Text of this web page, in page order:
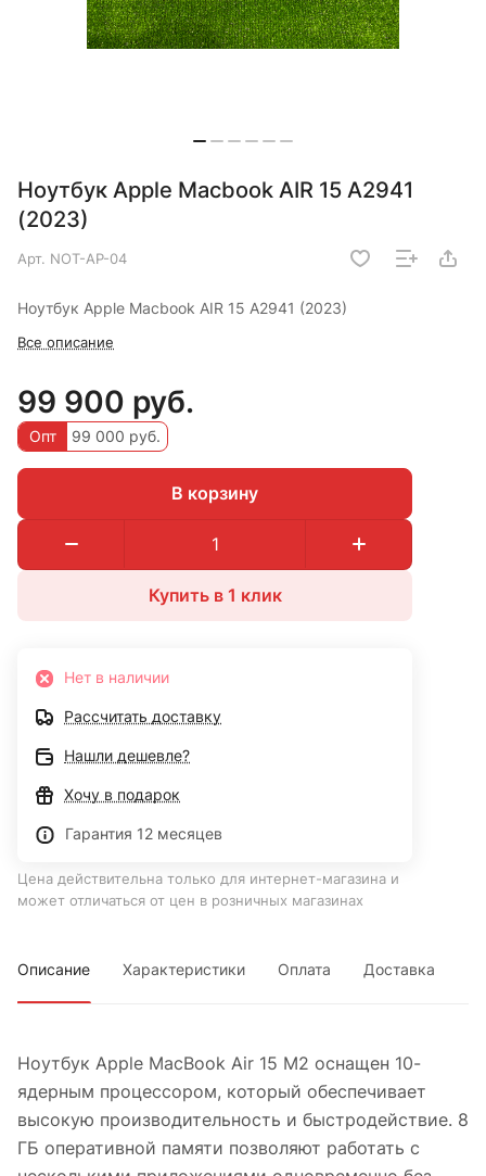
Ноутбук Apple Macbook AIR 15 A2941
(2023)
Арт. NOT-AP-04
Ноутбук Apple Macbook AIR 15 A2941 (2023)
Все описание
99 900 руб.
Опт 99 000 руб.
В корзину
Купить в 1 клик
Нет в наличии
Рассчитать доставку
Нашли дешевле?
Хочу в подарок
Гарантия 12 месяцев
Цена действительна только для интернет-магазина и
может отличаться от цен в розничных магазинах
Описание Характеристики Оплата Доставка
Ноутбук Apple MacBook Air 15 M2 оснащен 10-
ядерным процессором, который обеспечивает
высокую производительность и быстродействие. 8
ГБ оперативной памяти позволяют работать с